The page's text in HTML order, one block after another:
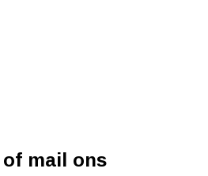
of mail ons